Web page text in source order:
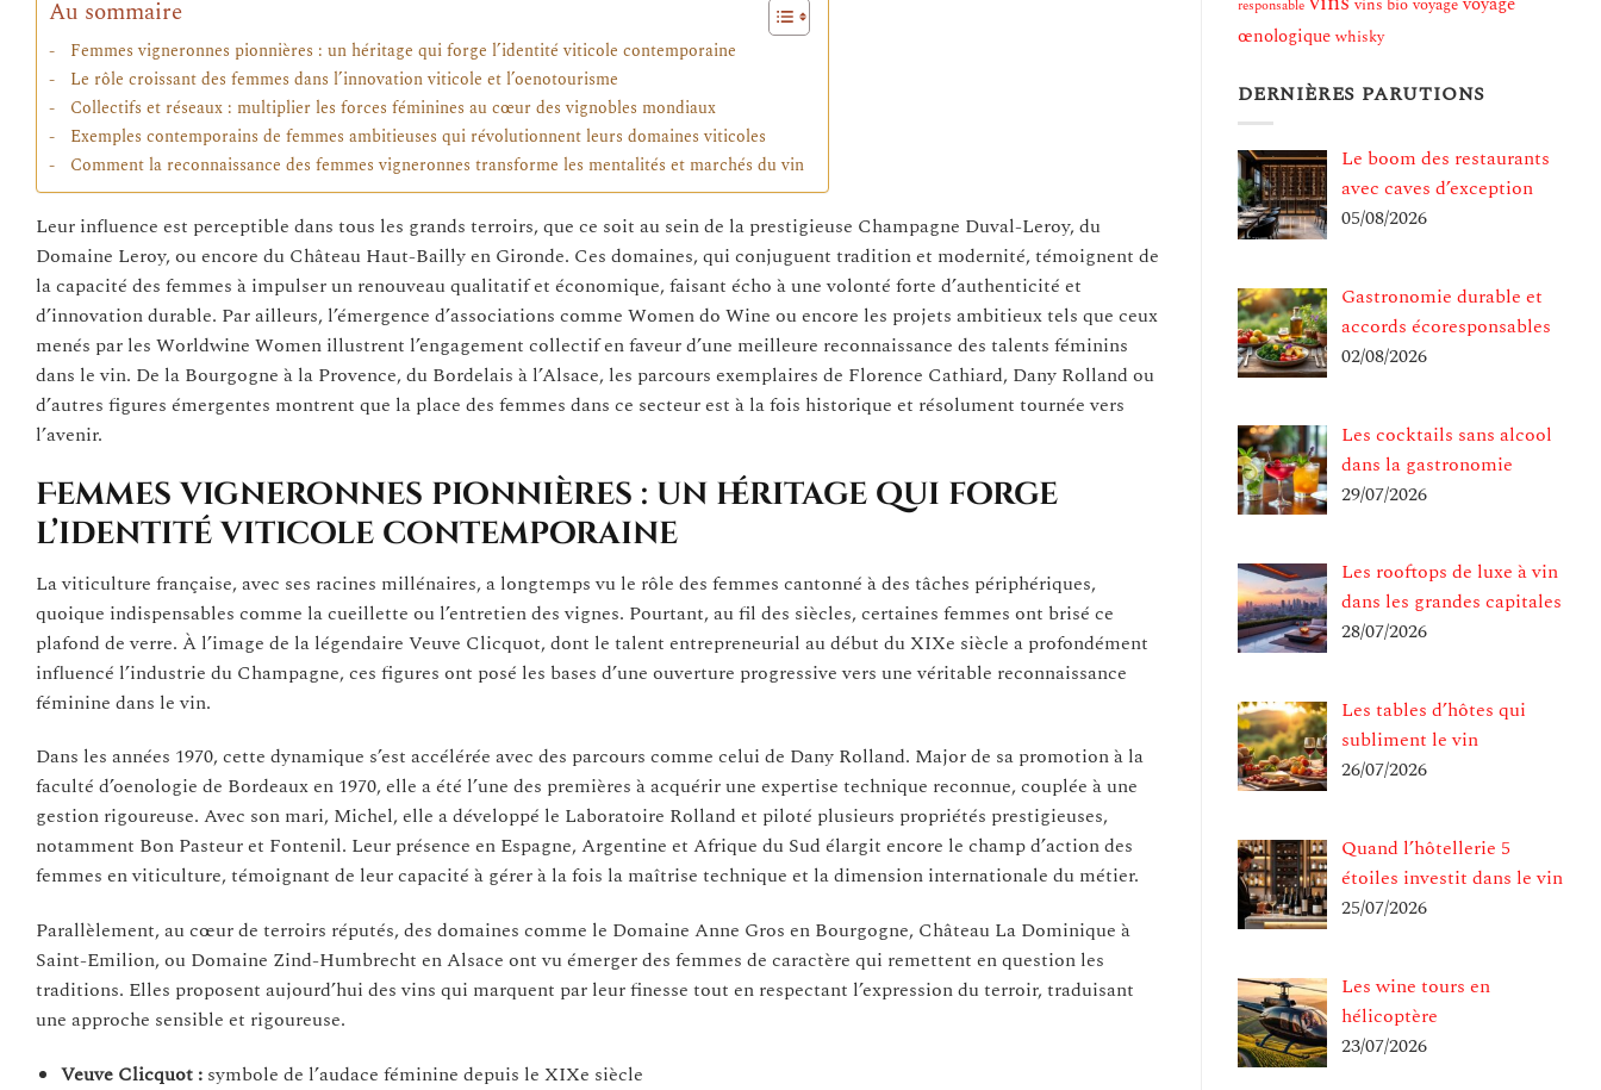
Au sommaire
Femmes vigneronnes pionnières : un héritage qui forge l’identité viticole contemporaine
Le rôle croissant des femmes dans l’innovation viticole et l’oenotourisme
Collectifs et réseaux : multiplier les forces féminines au cœur des vignobles mondiaux
Exemples contemporains de femmes ambitieuses qui révolutionnent leurs domaines viticoles
Comment la reconnaissance des femmes vigneronnes transforme les mentalités et marchés du vin
Leur influence est perceptible dans tous les grands terroirs, que ce soit au sein de la prestigieuse Champagne Duval-Leroy, du
Domaine Leroy, ou encore du Château Haut-Bailly en Gironde. Ces domaines, qui conjuguent tradition et modernité, témoignent de
la capacité des femmes à impulser un renouveau qualitatif et économique, faisant écho à une volonté forte d’authenticité et
d’innovation durable. Par ailleurs, l’émergence d’associations comme Women do Wine ou encore les projets ambitieux tels que ceux
menés par les Worldwine Women illustrent l’engagement collectif en faveur d’une meilleure reconnaissance des talents féminins
dans le vin. De la Bourgogne à la Provence, du Bordelais à l’Alsace, les parcours exemplaires de Florence Cathiard, Dany Rolland ou
d’autres figures émergentes montrent que la place des femmes dans ce secteur est à la fois historique et résolument tournée vers
l’avenir.
Femmes vigneronnes pionnières : un héritage qui forge
l’identité viticole contemporaine
La viticulture française, avec ses racines millénaires, a longtemps vu le rôle des femmes cantonné à des tâches périphériques,
quoique indispensables comme la cueillette ou l’entretien des vignes. Pourtant, au fil des siècles, certaines femmes ont brisé ce
plafond de verre. À l’image de la légendaire Veuve Clicquot, dont le talent entrepreneurial au début du XIXe siècle a profondément
influencé l’industrie du Champagne, ces figures ont posé les bases d’une ouverture progressive vers une véritable reconnaissance
féminine dans le vin.
Dans les années 1970, cette dynamique s’est accélérée avec des parcours comme celui de Dany Rolland. Major de sa promotion à la
faculté d’oenologie de Bordeaux en 1970, elle a été l’une des premières à acquérir une expertise technique reconnue, couplée à une
gestion rigoureuse. Avec son mari, Michel, elle a développé le Laboratoire Rolland et piloté plusieurs propriétés prestigieuses,
notamment Bon Pasteur et Fontenil. Leur présence en Espagne, Argentine et Afrique du Sud élargit encore le champ d’action des
femmes en viticulture, témoignant de leur capacité à gérer à la fois la maîtrise technique et la dimension internationale du métier.
Parallèlement, au cœur de terroirs réputés, des domaines comme le Domaine Anne Gros en Bourgogne, Château La Dominique à
Saint-Emilion, ou Domaine Zind-Humbrecht en Alsace ont vu émerger des femmes de caractère qui remettent en question les
traditions. Elles proposent aujourd’hui des vins qui marquent par leur finesse tout en respectant l’expression du terroir, traduisant
une approche sensible et rigoureuse.
Veuve Clicquot :symbole de l’audace féminine depuis le XIXe siècle
responsable
œnologique whisky
DERNIÈRES PARUTIONS
Le boom des restaurants
avec caves d’exception
05/08/2026
Gastronomie durable et
accords écoresponsables
02/08/2026
Les cocktails sans alcool
dans la gastronomie
29/07/2026
Les rooftops de luxe à vin
dans les grandes capitales
28/07/2026
Les tables d’hôtes qui
subliment le vin
26/07/2026
Quand l’hôtellerie 5
étoiles investit dans le vin
25/07/2026
Les wine tours en
hélicoptère
23/07/2026